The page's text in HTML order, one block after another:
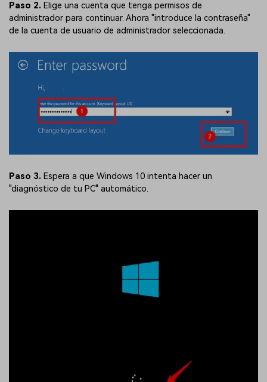
Paso 2. Elige una cuenta que tenga permisos de
administrador para continuar. Ahora "introduce la contraseña"
de la cuenta de usuario de administrador seleccionada.
Paso 3. Espera a que Windows 10 intenta hacer un
"diagnóstico de tu PC" automático.